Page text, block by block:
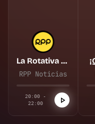
La Rotativa del Aire | Edición Noche
RPP Noticias
20:00 -
22:00